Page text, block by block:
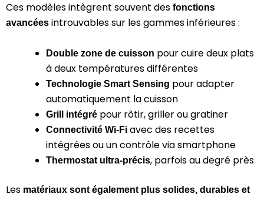
Ces modèles intègrent souvent des fonctions
avancées introuvables sur les gammes inférieures :
Double zone de cuisson pour cuire deux plats
à deux températures différentes
Technologie Smart Sensing pour adapter
automatiquement la cuisson
Grill intégré pour rôtir, griller ou gratiner
Connectivité Wi-Fi avec des recettes
intégrées ou un contrôle via smartphone
Thermostat ultra-précis, parfois au degré près
Les matériaux sont également plus solides, durables et